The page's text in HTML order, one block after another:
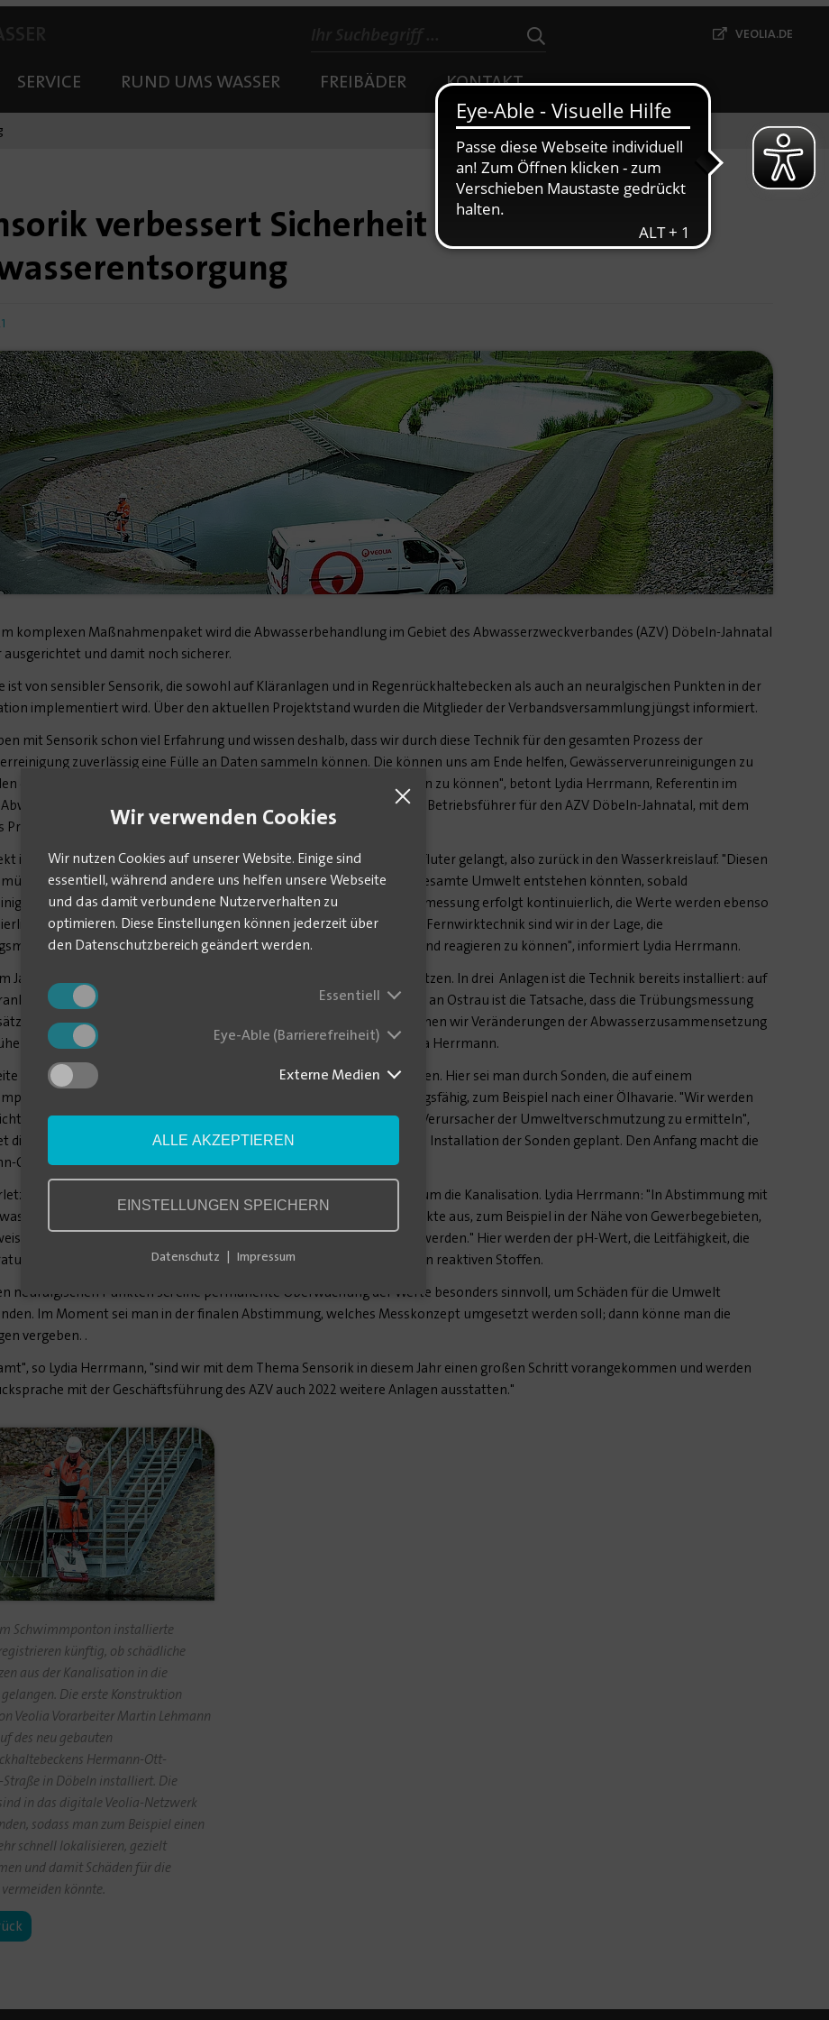
VEOLIA.DE
SERVICE RUND UMS WASSER FREIBÄDER KONTAKT
verbessert Sicherheit der
komplexen Maßnahmenpaket wird die Abwasserbehandlung im Gebiet des Abwasserzweckverbandes (AZV) Döbeln-Jahnatal
ausgerichtet und damit noch sicherer.
ist von sensibler Sensorik, die sowohl auf Kläranlagen und in Regenrückhaltebecken als auch an neuralgischen Punkten in der
implementiert wird. Über den aktuellen Projektstand wurden die Mitglieder der Verbandsversammlung jüngst informiert.
mit Sensorik schon viel Erfahrung und wissen deshalb, dass wir durch diese Technik für den gesamten Prozess der
zuverlässig eine Fülle an Daten sammeln können. Die können uns am Ende helfen, Gewässerverunreinigungen zu
oder zumindest frühzeitig davon zu erfahren, um schneller reagieren zu können", betont Lydia Herrmann, Referentin im
bei der Veolia Wasser Deutschland GmbH. Veolia arbeitet als Betriebsführer für den AZV Döbeln-Jahnatal, mit dem
Projekt gemeinsam realisiert.
ist die Trübungsmessung, bevor das gereinigte Abwasser in den Vorfluter gelangt, also zurück in den Wasserkreislauf. "Diesen
müssen wir sehr genau detektieren, weil ansonsten Nachteile für die gesamte Umwelt entstehen könnten, sobald
Wasser wegfließt", schildert die Veolia-Referentin. Die Trübungsmessung erfolgt kontinuierlich, die Werte werden ebenso
an das Prozessleitsystem übertragen. Ein großer Vorteil: "Durch Fernwirktechnik sind wir in der Lage, die
in Echtzeit zu verfolgen und bei Veränderungen entsprechend reagieren zu können", informiert Lydia Herrmann.
Jahr wurde damit begonnen, das Projekt Trübungsmessung umzusetzen. In drei Anlagen ist die Technik bereits installiert: auf
in Döbeln-Masten, in Westewitz und in Ostrau. Das Besondere an Ostrau ist die Tatsache, dass die Trübungsmessung
im Zulauf der Kläranlage implementiert wurde. "Damit bekommen wir Veränderungen der Abwasserzusammensetzung
mit und können entsprechend früher aktiv werden", erläutert Lydia Herrmann.
große Aspekte im Bereich Sensorik betrifft die Regenrückhaltebecken. Hier sei man durch Sonden, die auf einem
installiert sind, noch schneller im Sinne der Umwelt handlungsfähig, zum Beispiel nach einer Ölhavarie. "Wir werden
nur frühzeitig alarmiert, sondern es steigen auch die Chancen den Verursacher der Umweltverschmutzung zu ermitteln",
die Projektleiterin. Für insgesamt sechs Regenrückhaltebecken ist die Installation der Sonden geplant. Den Anfang macht die
Otto-Schmidt-Straße in Döbeln.
geht es bei der Überwachung der Abwasserbeschaffenheit auch um die Kanalisation. Lydia Herrmann: "In Abstimmung mit
Döbeln-Jahnatal suchen wir sensible Knotenpunkte aus, zum Beispiel in der Nähe von Gewerbegebieten,
stark belastete Produktionsabwässer in die Kanalisation geleitet werden." Hier werden der pH-Wert, die Leitfähigkeit, die
und das Redoxpontial bestimmt, ein Indikator für die Einleitung von reaktiven Stoffen.
neuralgischen Punkten sei eine permanente Überwachung der Werte besonders sinnvoll, um Schäden für die Umwelt
Im Moment sei man in der finalen Abstimmung, welches Messkonzept umgesetzt werden soll; dann könne man die
vergeben. .
so Lydia Herrmann, "sind wir mit dem Thema Sensorik in diesem Jahr einen großen Schritt vorangekommen und werden
mit der Geschäftsführung des AZV auch 2022 weitere Anlagen ausstatten."
Schwimmponton installierte
künftig, ob schädliche
aus der Kanalisation in die
Die erste Konstruktion
Veolia Vorarbeiter Martin Lehmann
des neu gebauten
Hermann-Ott-
in Döbeln installiert. Die
in das digitale Veolia-Netzwerk
sodass man zum Beispiel einen
schnell lokalisieren, gezielt
und damit Schäden für die
könnte.
Wir verwenden Cookies
Wir nutzen Cookies auf unserer Website. Einige sind
essentiell, während andere uns helfen unsere Webseite
und das damit verbundene Nutzerverhalten zu
optimieren. Diese Einstellungen können jederzeit über
den Datenschutzbereich geändert werden.
Essentiell
Eye-Able (Barrierefreiheit)
Externe Medien
ALLE AKZEPTIEREN
EINSTELLUNGEN SPEICHERN
Datenschutz Impressum